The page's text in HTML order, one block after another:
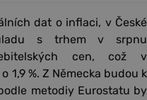
dat o inflaci, v České
s trhem v srpnu
cen, což v
1,9 %. Z Německa budou k
metodiy Eurostatu by